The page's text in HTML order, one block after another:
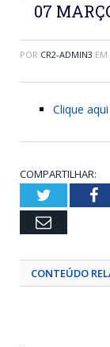
07
POR CR2-ADMIN3 EM
Clique
COMPARTILHAR:
Twitter
Email
CONTEÚDO